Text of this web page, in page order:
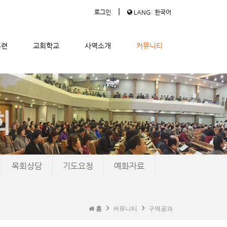
로그인 | LANG: 한국어
교회학교 사역소개 커뮤니티
목회상담 기도요청 예화자료
홈 커뮤니티 구역공과